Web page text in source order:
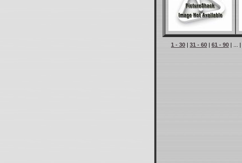
1 - 30 | 31 - 60 | 61 - 90 | ... |